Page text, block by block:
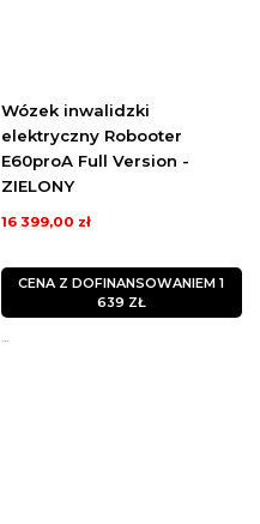
Wózek inwalidzki
elektryczny Robooter
E60proA Full Version -
ZIELONY
16 399,00 zł
CENA Z DOFINANSOWANIEM 1
639 ZŁ
...